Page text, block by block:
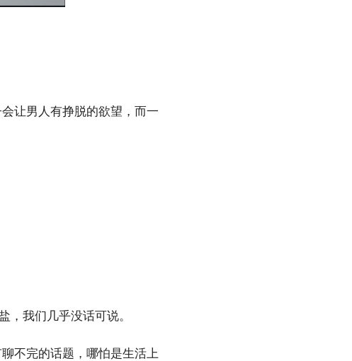
让男人有挣脱的欲望，而一
，我们几乎没话可说。
不完的话题，哪怕是生活上